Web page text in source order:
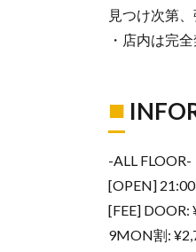
見つけ次第
・店内は完
■
-ALL FLOOR-
[OPEN] 21:00
[FEE] DOOR:
9MON割: